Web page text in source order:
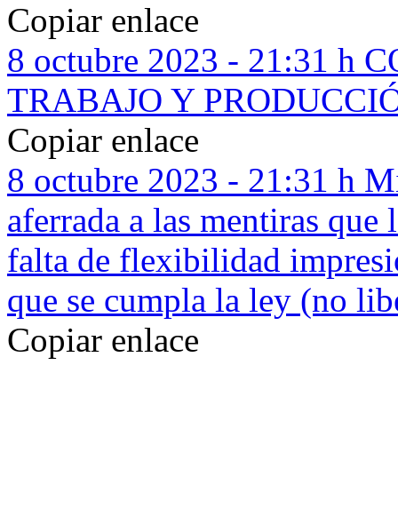
Copiar enlace
8 octubre 2023 - 21:31 h
TRABAJO Y
Copiar enlace
8 octubre 2023 - 21:31 h
aferrada a las mentiras que
falta de flexibilidad
que se cumpla la ley (no
Copiar enlace